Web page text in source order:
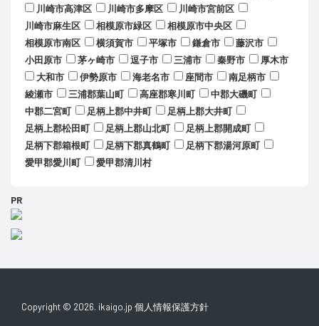
川崎市高津区
川崎市多摩区
川崎市宮前区
川崎市麻生区
相模原市緑区
相模原市中央区
相模原市南区
横須賀市 平塚市 鎌倉市
藤沢市
小田原市
茅ヶ崎市 逗子市 三浦市 秦野市
厚木市
大和市
伊勢原市 海老名市 座間市
南足柄市
綾瀬市
三浦郡葉山町 高座郡寒川町
中郡大磯町
中郡二宮町
足柄上郡中井町
足柄上郡大井町
足柄上郡松田町
足柄上郡山北町
足柄上郡開成町
足柄下郡箱根町
足柄下郡真鶴町
足柄下郡湯河原町
愛甲郡愛川町
愛甲郡清川村
PR
Copyright © 2026. ikaigo.jp 個人情報保護方針